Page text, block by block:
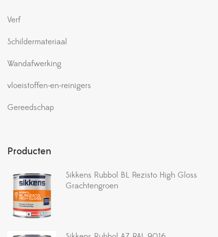
Verf
Schildermateriaal
Wandafwerking
vloeistoffen-en-reinigers
Gereedschap
Producten
Sikkens Rubbol BL Rezisto High Gloss
Grachtengroen